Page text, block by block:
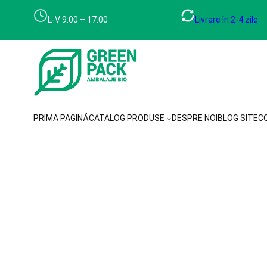
L-V 9:00 – 17:00 Livrare în 2-4 zile
PRIMA PAGINĂCATALOG PRODUSE DESPRE NOI BLOG SITE